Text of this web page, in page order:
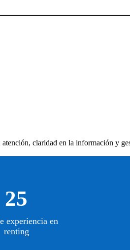
claridad en la información y
25
experiencia en
renting